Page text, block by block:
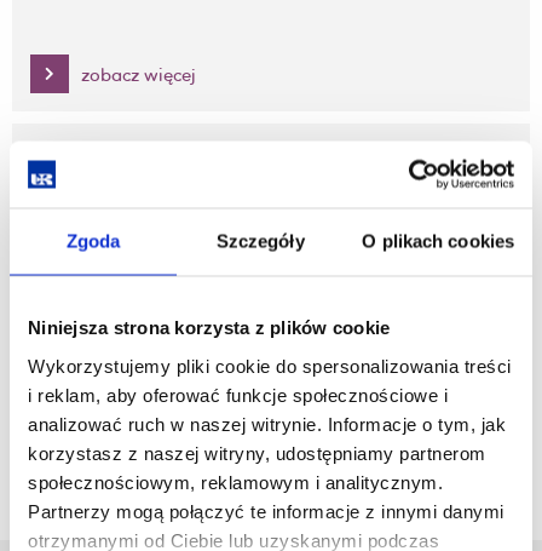
Zgoda Szczegóły O plikach cookies
Niniejsza strona korzysta z plików cookie
Wykorzystujemy pliki cookie do spersonalizowania treści
i reklam, aby oferować funkcje społecznościowe i
analizować ruch w naszej witrynie. Informacje o tym, jak
korzystasz z naszej witryny, udostępniamy partnerom
społecznościowym, reklamowym i analitycznym.
Partnerzy mogą połączyć te informacje z innymi danymi
otrzymanymi od Ciebie lub uzyskanymi podczas
zobacz więcej
zobacz więcej
Hospitacje praktyk
zobacz więcej